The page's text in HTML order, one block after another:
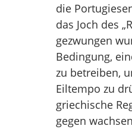
die
das Joch des
gezwungen
Bedingung,
zu betreiben,
Eiltempo zu
griechische
gegen